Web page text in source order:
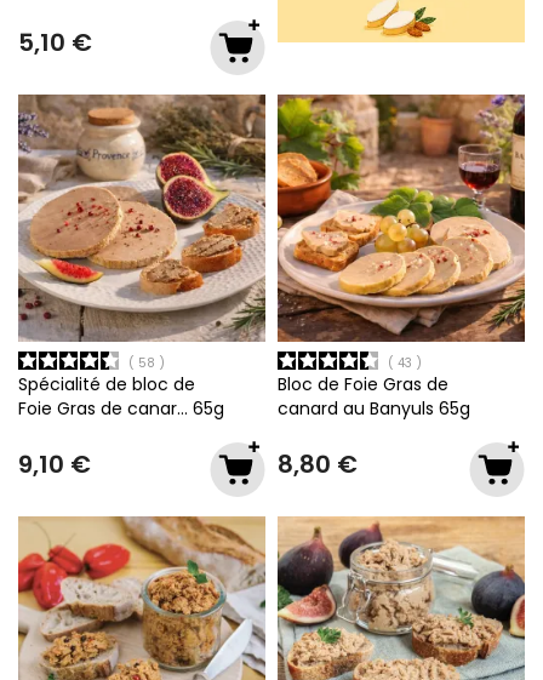
5,10 €
58
Spécialité de bloc de
Foie Gras de canar… 65g
9,10 €
43
Bloc de Foie Gras de
canard au Banyuls 65g
8,80 €